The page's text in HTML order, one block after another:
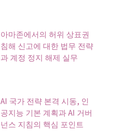
아마존에서의 허위 상표권
침해 신고에 대한 법무 전략
과 계정 정지 해제 실무
AI 국가 전략 본격 시동, 인
공지능 기본 계획과 AI 거버
넌스 지침의 핵심 포인트